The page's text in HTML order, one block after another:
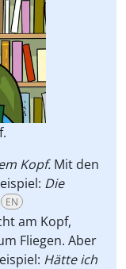
Kopf. Mit den
Die
EN
am Kopf,
Fliegen. Aber
Hätte ich